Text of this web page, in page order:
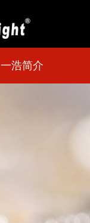
一浩简介